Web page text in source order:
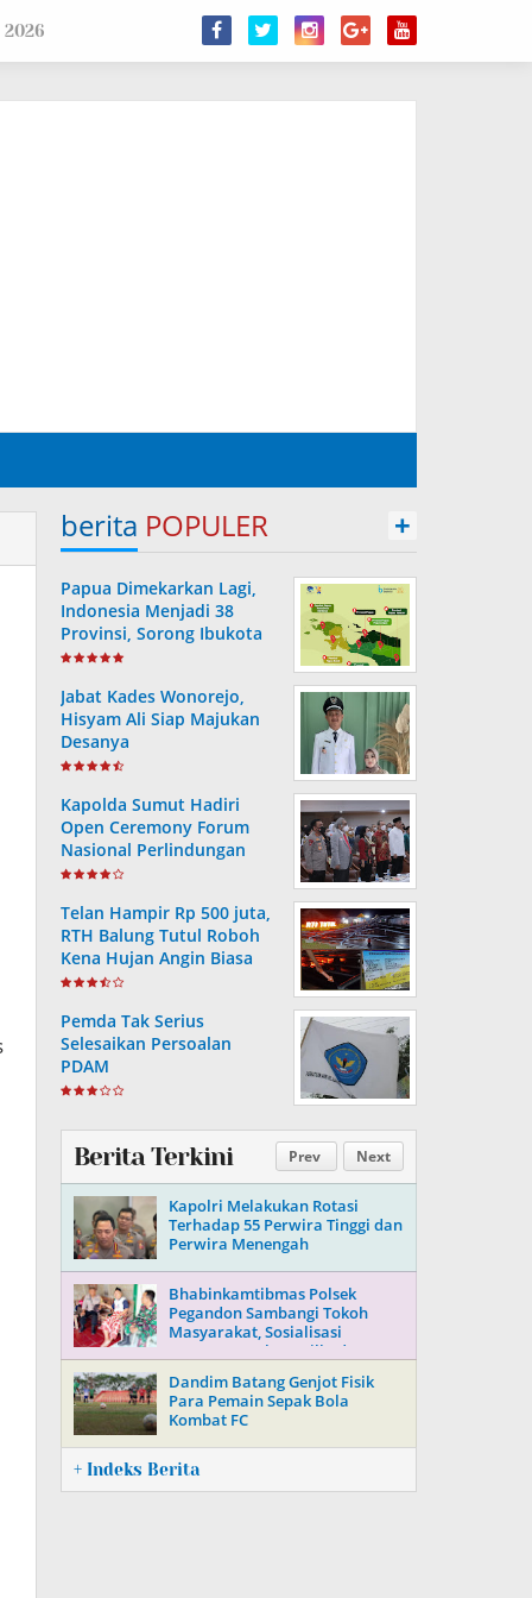
berita POPULER +
Papua Dimekarkan Lagi,
Indonesia Menjadi 38
Provinsi, Sorong Ibukota
Provinsi ke 38
Jabat Kades Wonorejo,
Hisyam Ali Siap Majukan
Desanya
Kapolda Sumut Hadiri
Open Ceremony Forum
Nasional Perlindungan
Anak ke-V Tahun 2022
Telan Hampir Rp 500 juta,
RTH Balung Tutul Roboh
Kena Hujan Angin Biasa
Pemda Tak Serius
Selesaikan Persoalan
PDAM
Prev Next
Berita Terkini
Kapolri Melakukan Rotasi
Terhadap 55 Perwira Tinggi dan
Perwira Menengah
Bhabinkamtibmas Polsek
Pegandon Sambangi Tokoh
Masyarakat, Sosialisasi
Keamanan Jelang Pilkada 2024
Dandim Batang Genjot Fisik
Para Pemain Sepak Bola
Kombat FC
+ Indeks Berita